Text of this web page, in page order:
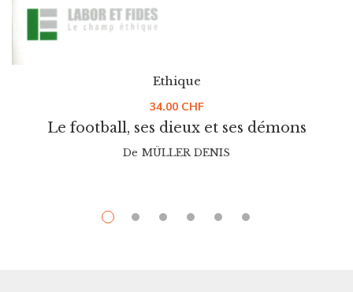
Le football, ses dieux et ses démons
Ethique
34.00 CHF
De MÜLLER DENIS